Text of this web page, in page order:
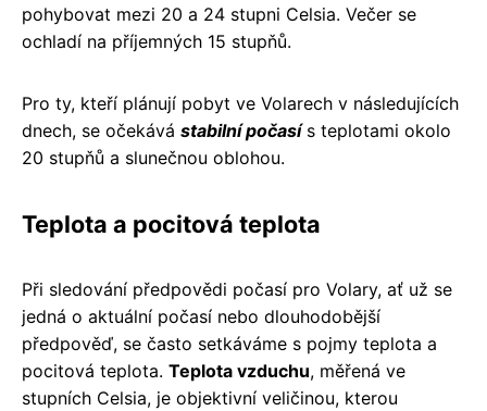
pohybovat mezi 20 a 24 stupni Celsia. Večer se
ochladí na příjemných 15 stupňů.
Pro ty, kteří plánují pobyt ve Volarech v následujících
dnech, se očekává stabilní počasís teplotami okolo
20 stupňů a slunečnou oblohou.
Teplota a pocitová teplota
Při sledování předpovědi počasí pro Volary, ať už se
jedná o aktuální počasí nebo dlouhodobější
předpověď, se často setkáváme s pojmy teplota a
pocitová teplota. Teplota vzduchu, měřená ve
stupních Celsia, je objektivní veličinou, kterou